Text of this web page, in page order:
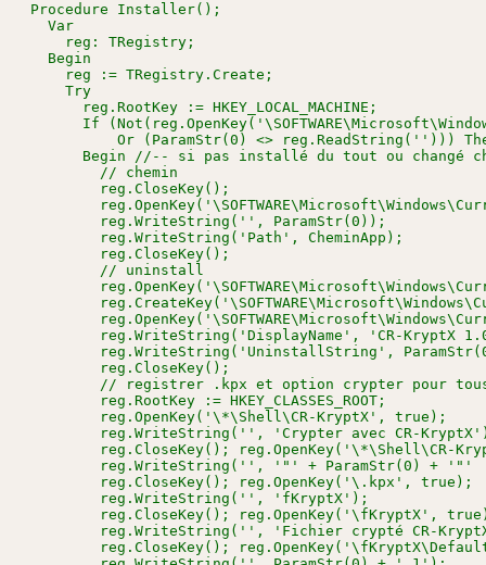
Procedure Installer();
  Var
    reg: TRegistry;
  Begin
    reg := TRegistry.Create;
    Try
      reg.RootKey := HKEY_LOCAL_MACHINE;
If
Or (ParamStr(0) <> reg.ReadString('')))
Begin //-- si pas installé du tout ou changé
        // chemin
        reg.CloseKey();
        reg.WriteString('', ParamStr(0));
        reg.WriteString('Path', CheminApp);
        reg.CloseKey();
        // uninstall
reg.WriteString('DisplayName', 'CR-KryptX
reg.WriteString('UninstallString',
        reg.CloseKey();
// registrer .kpx et option crypter pour
        reg.RootKey := HKEY_CLASSES_ROOT;
        reg.OpenKey('\*\Shell\CR-KryptX', true);
reg.WriteString('', 'Crypter avec CR-
reg.CloseKey(); reg.OpenKey('\*\Shell\CR-
reg.WriteString('', '"' + ParamStr(0) + '"'
        reg.CloseKey(); reg.OpenKey('\.kpx', true);
        reg.WriteString('', 'fKryptX');
reg.CloseKey(); reg.OpenKey('\fKryptX',
reg.WriteString('', 'Fichier crypté CR-
reg.CloseKey();